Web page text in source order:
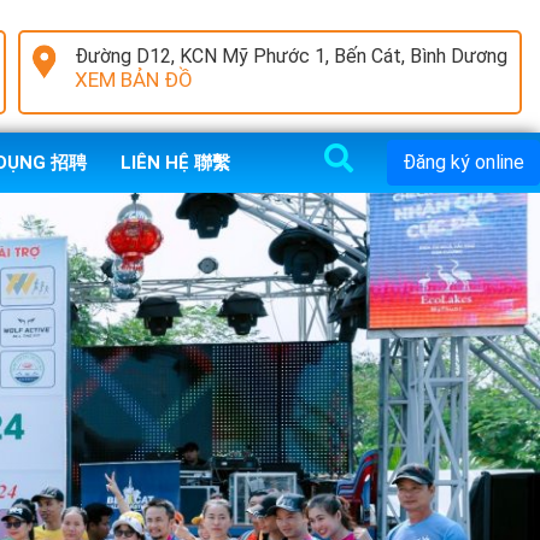
Đường D12, KCN Mỹ Phước 1, Bến Cát, Bình Dương
XEM BẢN ĐỒ
招聘 LIÊN HỆ 聯繫 Đăng ký online